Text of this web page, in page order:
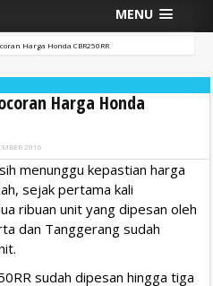
MENU
Harga Honda CBR250RR
Harga Honda
2016
menunggu kepastian harga
sejak pertama kali
ribuan unit yang dipesan oleh
dan Tanggerang sudah
sudah dipesan hingga tiga